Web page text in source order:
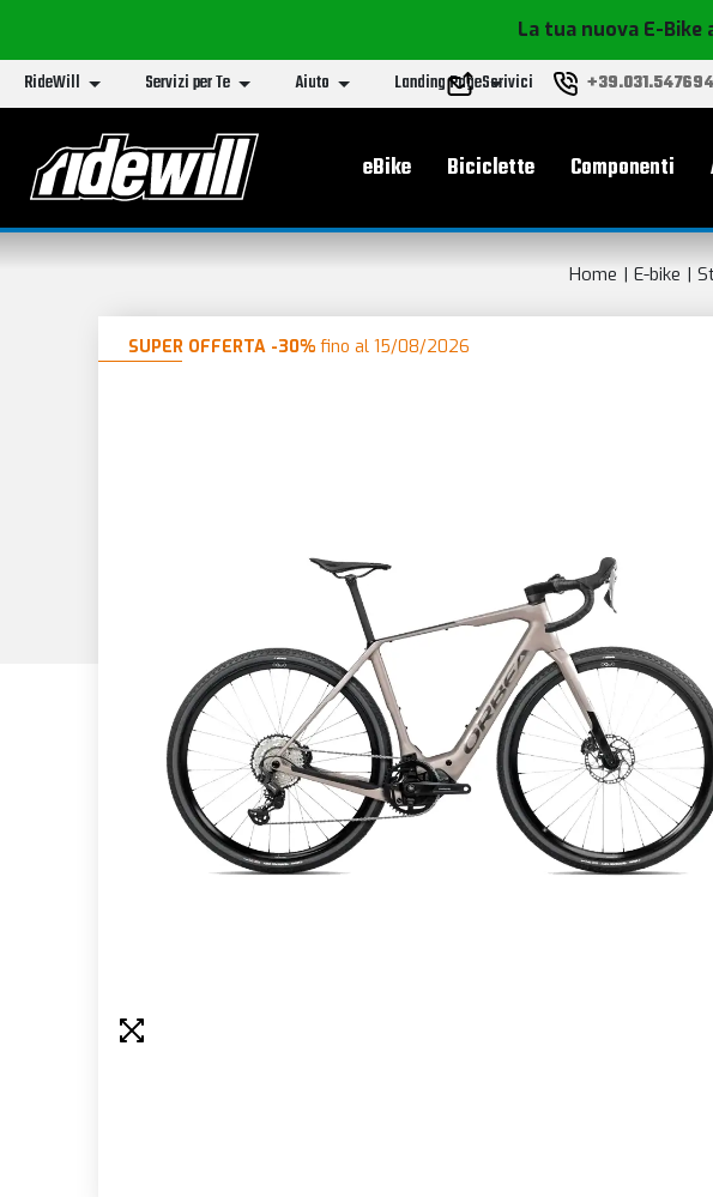
La tua nuova E-Bike
RideWill Servizi per Te Aiuto Landing PageScrivici
Menu principale
eBike Biciclette Componenti
SUPER OFFERTA -30% fino al 15/08/2026
Home E-bike